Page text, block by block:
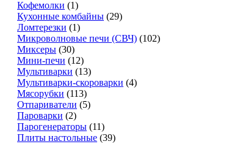
Кофемолки (1)
Кухонные комбайны (29)
Ломтерезки (1)
Микроволновые печи (СВЧ) (102)
Миксеры (30)
Мини-печи (12)
Мультиварки (13)
Мультиварки-скороварки (4)
Мясорубки (113)
Отпариватели (5)
Пароварки (2)
Парогенераторы (11)
Плиты настольные (39)